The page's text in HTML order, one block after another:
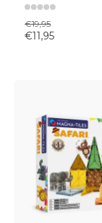
€19,95
€11,95